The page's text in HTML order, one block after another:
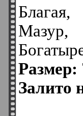
Размер:
Залито